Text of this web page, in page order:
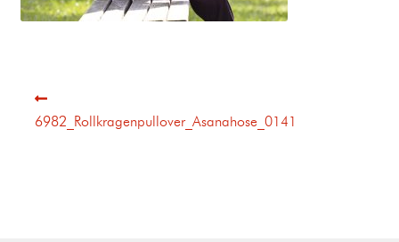
6982_Rollkragenpullover_Asanahose_0141